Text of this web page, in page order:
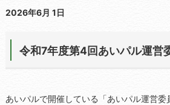
2026年6月 1日
令和7年度第4回あいパル運営
あいパルで開催している「あいパル運営